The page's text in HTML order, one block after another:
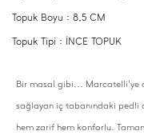
Topuk Boyu : 8,5 CM
Topuk Tipi : İNCE TOPUK
Bir masal gibi... Marcatelli'ye
sağlayan iç tabanındaki pedli
hem zarif hem konforlu.